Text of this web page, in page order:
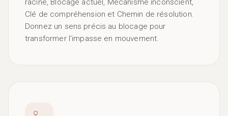
racine, Blocage actuel, Mécanisme inconscient,
Clé de compréhension et Chemin de résolution.
Donnez un sens précis au blocage pour
transformer l'impasse en mouvement.